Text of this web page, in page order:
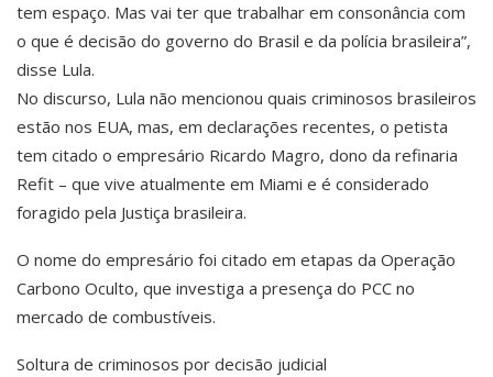
tem espaço. Mas vai ter que trabalhar em consonância com
o que é decisão do governo do Brasil e da polícia brasileira”,
disse Lula.
No discurso, Lula não mencionou quais criminosos brasileiros
estão nos EUA, mas, em declarações recentes, o petista
tem citado o empresário Ricardo Magro, dono da refinaria
Refit – que vive atualmente em Miami e é considerado
foragido pela Justiça brasileira.
O nome do empresário foi citado em etapas da Operação
Carbono Oculto, que investiga a presença do PCC no
mercado de combustíveis.
Soltura de criminosos por decisão judicial